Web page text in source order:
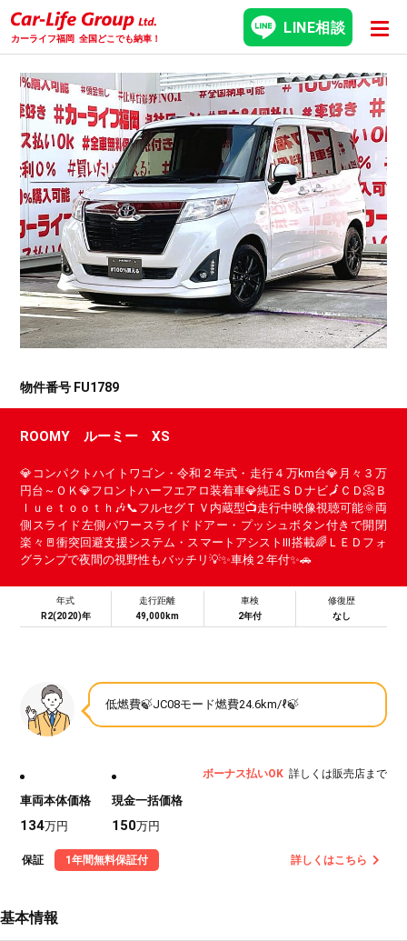
カーライフ福岡 全国どこでも納車！
LINE相談
物件番号 FU1789
ROOMY ルーミー XS
💎コンパクトハイトワゴン・令和２年式・走行４万km台💎月々３万
円台～ＯＫ💎フロントハーフエアロ装着車💎純正ＳＤナビ🗾ＣＤ📀Ｂ
ｌｕｅｔｏｏｔｈ🎶📞フルセグＴＶ内蔵型📺走行中映像視聴可能🌞両
側スライド左側パワースライドドアー・プッシュボタン付きで開閉
楽々🚪衝突回避支援システム・スマートアシストⅢ搭載🌈ＬＥＤフォ
グランプで夜間の視野性もバッチリ💡✨車検２年付✨🚗
年式
R2(2020)年
走行距離
49,000km
車検
2年付
修復歴
なし
低燃費🍃JC08モード燃費24.6km/ℓ🍃
車両本体価格
134万円
現金一括価格
150万円
ボーナス払いOK 詳しくは販売店まで
保証 1年間無料保証付 詳しくはこちら
基本情報